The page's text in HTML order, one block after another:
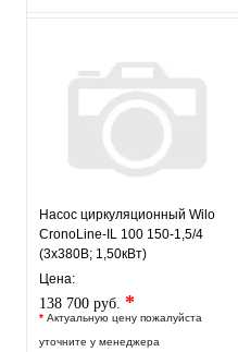
Насос циркуляционный Wilo
CronoLine-IL 100 150-1,5/4
(3х380В; 1,50кВт)
Цена:
138 700 руб. *
* Актуальную цену пожалуйста
уточните у менеджера